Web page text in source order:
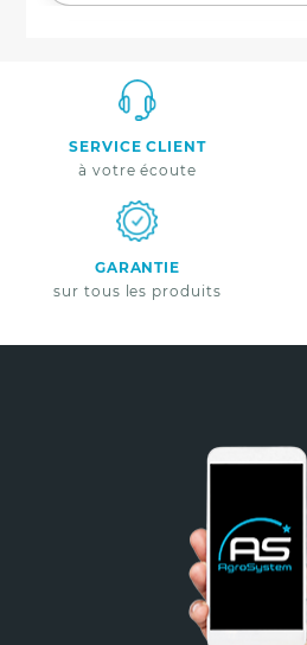
SERVICE CLIENT
à votre écoute
GARANTIE
sur tous les produits